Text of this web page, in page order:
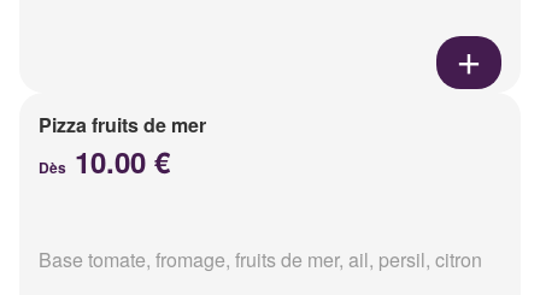
Pizza fruits de mer
Dès 10.00 €
Base tomate, fromage, fruits de mer, ail, persil, citron